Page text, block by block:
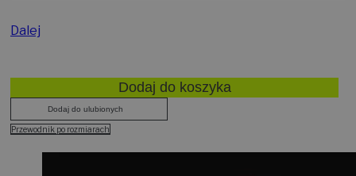
Dalej
Dodaj do koszyka
Dodaj do ulubionych
Przewodnik po rozmiarach